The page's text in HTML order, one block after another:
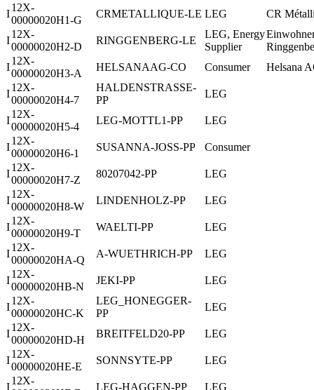
I
12X-
00000020H1-G
CRMETALLIQUE-LE LEG CR
I
12X-
00000020H2-D
RINGGENBERG-LE
LEG, Energy
Supplier
I
12X-
00000020H3-A
HELSANAAG-CO Consumer Helsana
I
12X-
00000020H4-7
HALDENSTRASSE-
PP
LEG
I
12X-
00000020H5-4
LEG-MOTTL1-PP LEG
I
12X-
00000020H6-1
SUSANNA-JOSS-PP Consumer
I
12X-
00000020H7-Z
80207042-PP LEG
I
12X-
00000020H8-W
LINDENHOLZ-PP LEG
I
12X-
00000020H9-T
WAELTI-PP LEG
I
12X-
00000020HA-Q
A-WUETHRICH-PP LEG
I
12X-
00000020HB-N
JEKI-PP LEG
I
12X-
00000020HC-K
LEG_HONEGGER-
PP
LEG
I
12X-
00000020HD-H
BREITFELD20-PP LEG
I
12X-
00000020HE-E
SONNSYTE-PP LEG
I
12X-
LEG-HAGGEN-PP LEG